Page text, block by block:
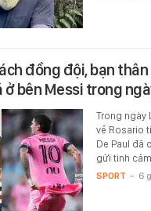
đồng đội, bạn
bên Messi trong
Trong ngày
về Rosario
De Paul đã
gửi tình
SPORT - 6